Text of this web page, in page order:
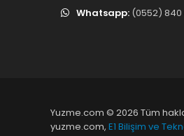
Whatsapp: (0552) 840
Yuzme.com © 2026 Tüm
yuzme.com, E1 Bilişim ve